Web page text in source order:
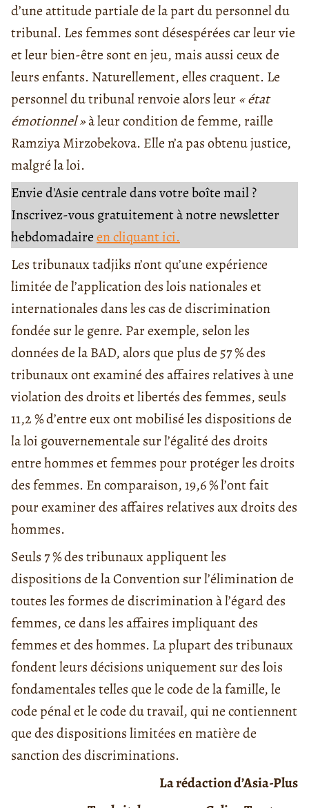
d’une attitude partiale de la part du personnel du
tribunal. Les femmes sont désespérées car leur vie
et leur bien-être sont en jeu, mais aussi ceux de
leurs enfants. Naturellement, elles craquent. Le
personnel du tribunal renvoie alors leur« état
émotionnel »à leur condition de femme, raille
Ramziya Mirzobekova. Elle n’a pas obtenu justice,
malgré la loi.
Envie d'Asie centrale dans votre boîte mail ?
Inscrivez-vous gratuitement à notre newsletter
hebdomadaireen cliquant ici.
Les tribunaux tadjiks n’ont qu’une expérience
limitée de l’application des lois nationales et
internationales dans les cas de discrimination
fondée sur le genre. Par exemple, selon les
données de la BAD, alors que plus de 57 % des
tribunaux ont examiné des affaires relatives à une
violation des droits et libertés des femmes, seuls
11,2 % d’entre eux ont mobilisé les dispositions de
la loi gouvernementale sur l’égalité des droits
entre hommes et femmes pour protéger les droits
des femmes. En comparaison, 19,6 % l’ont fait
pour examiner des affaires relatives aux droits des
hommes.
Seuls 7 % des tribunaux appliquent les
dispositions de la Convention sur l’élimination de
toutes les formes de discrimination à l’égard des
femmes, ce dans les affaires impliquant des
femmes et des hommes. La plupart des tribunaux
fondent leurs décisions uniquement sur des lois
fondamentales telles que le code de la famille, le
code pénal et le code du travail, qui ne contiennent
que des dispositions limitées en matière de
sanction des discriminations.
La rédaction d’Asia-Plus